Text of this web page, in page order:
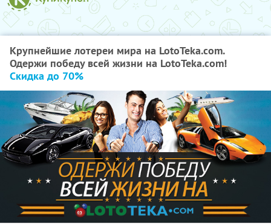
Крупнейшие лотереи мира на LotoTeka.com.
Одержи победу всей жизни на LotoTeka.com!
Скидка до 70%